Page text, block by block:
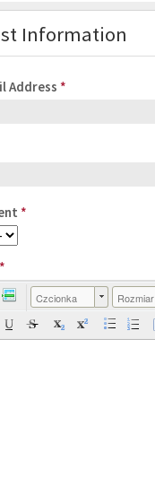
Information
Address *
*
*
Czcionka Rozmiar